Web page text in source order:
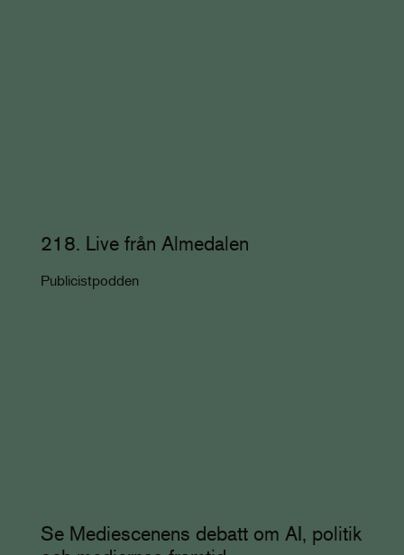
218. Live från Almedalen
Publicistpodden
Se Mediescenens debatt om AI, politik